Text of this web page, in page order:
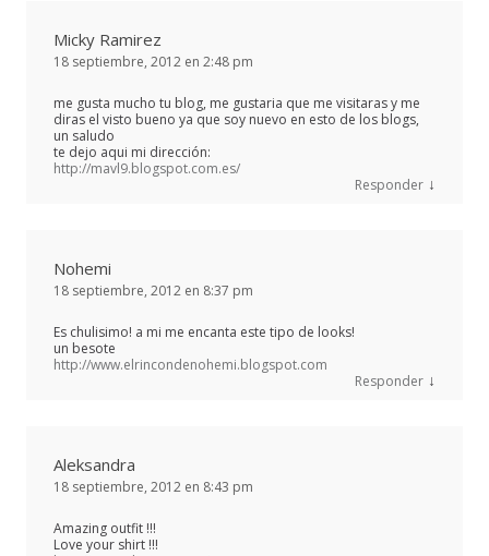
Micky Ramirez
18 septiembre, 2012 en 2:48 pm
me gusta mucho tu blog, me gustaria que me visitaras y me
diras el visto bueno ya que soy nuevo en esto de los blogs,
un saludo
te dejo aqui mi dirección:
http://mavl9.blogspot.com.es/
Responder ↓
Nohemi
18 septiembre, 2012 en 8:37 pm
Es chulisimo! a mi me encanta este tipo de looks!
un besote
http://www.elrincondenohemi.blogspot.com
Responder ↓
Aleksandra
18 septiembre, 2012 en 8:43 pm
Amazing outfit !!!
Love your shirt !!!